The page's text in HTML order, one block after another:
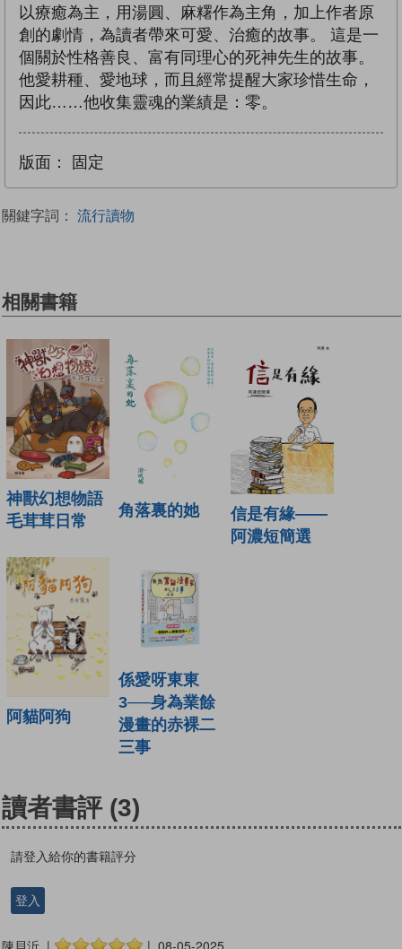
以療癒為主，用湯圓、麻糬作為主角，加上作者原
創的劇情，為讀者帶來可愛、治癒的故事。 這是一
個關於性格善良、富有同理心的死神先生的故事。
他愛耕種、愛地球，而且經常提醒大家珍惜生命，
因此……他收集靈魂的業績是：零。
版面： 固定
關鍵字詞： 流行讀物
相關書籍
神獸幻想物語
毛茸茸日常
角落裏的她
信是有緣——
阿濃短簡選
阿貓阿狗
係愛呀東東
3──身為業餘
漫畫的赤裸二
三事
讀者書評 (3)
請登入給你的書籍評分
登入
陳貝沂 | | 08-05-2025